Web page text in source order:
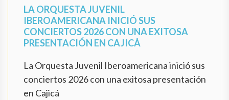
LA ORQUESTA JUVENIL
IBEROAMERICANA INICIÓ SUS
CONCIERTOS 2026 CON UNA EXITOSA
PRESENTACIÓN EN CAJICÁ
La Orquesta Juvenil Iberoamericana inició sus
conciertos 2026 con una exitosa presentación
en Cajicá